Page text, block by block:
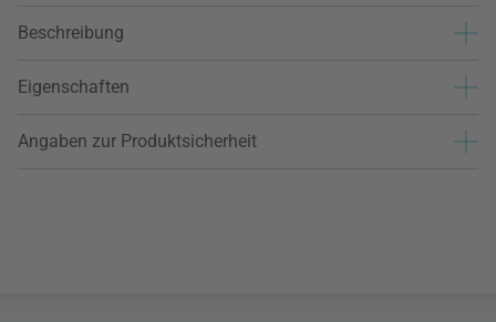
Beschreibung
Eigenschaften
Angaben zur Produktsicherheit